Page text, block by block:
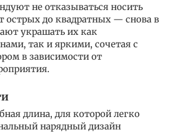
не отказываться носить
острых до квадратных — снова в
украшать их как
так и яркими, сочетая с
в зависимости от
длина, для которой легко
нарядный дизайн